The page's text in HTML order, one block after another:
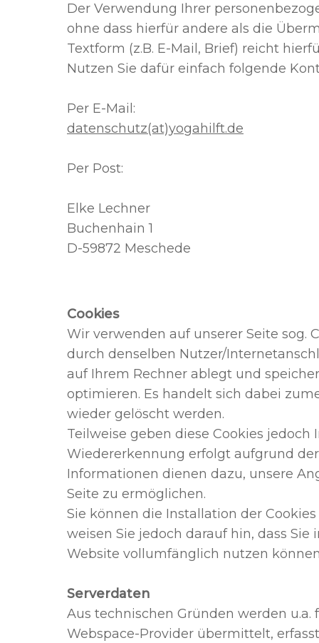
Der Verwendung Ihrer
ohne dass hierfür andere als die
Textform (z.B. E-Mail, Brief) reicht
Nutzen Sie dafür einfach folgende
Per E-Mail:
datenschutz(at)​​​yogahilft.de
Per Post:
​Elke Lechner
Buchenhain 1
D-59872 Meschede
Cookies
Wir verwenden auf unserer Seite sog.
durch denselben Nutzer/
auf Ihrem Rechner ablegt und
optimieren. Es handelt sich dabei
wieder gelöscht werden.
Teilweise geben diese Cookies
Wiedererkennung erfolgt aufgrund
Informationen dienen dazu, unsere
Seite zu ermöglichen.
Sie können die Installation der
weisen Sie jedoch darauf hin, dass
Website vollumfänglich nutzen
Serverdaten
Aus technischen Gründen werden
Webspace-Provider übermittelt,